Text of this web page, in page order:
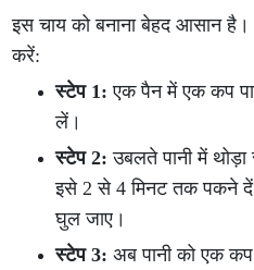
इस चाय को बनाना बेहद आसान है।
करें:
स्टेप 1: एक पैन में एक कप
लें।
स्टेप 2: उबलते पानी में
इसे 2 से 4 मिनट तक पकने दें
घुल जाए।
स्टेप 3: अब पानी को एक